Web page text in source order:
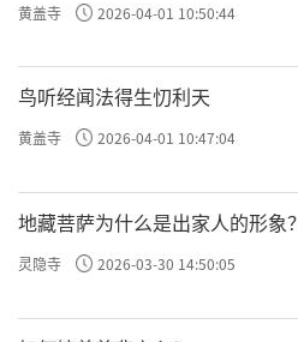
黄盖寺 2026-04-01 10:50:44
鸟听经闻法得生忉利天
黄盖寺 2026-04-01 10:47:04
地藏菩萨为什么是出家人的形象？
灵隐寺 2026-03-30 14:50:05